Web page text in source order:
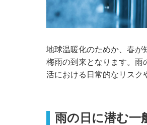
地球温暖化のためか、春
梅雨の到来となります。雨
活における日常的なリスク
雨の日に潜む一